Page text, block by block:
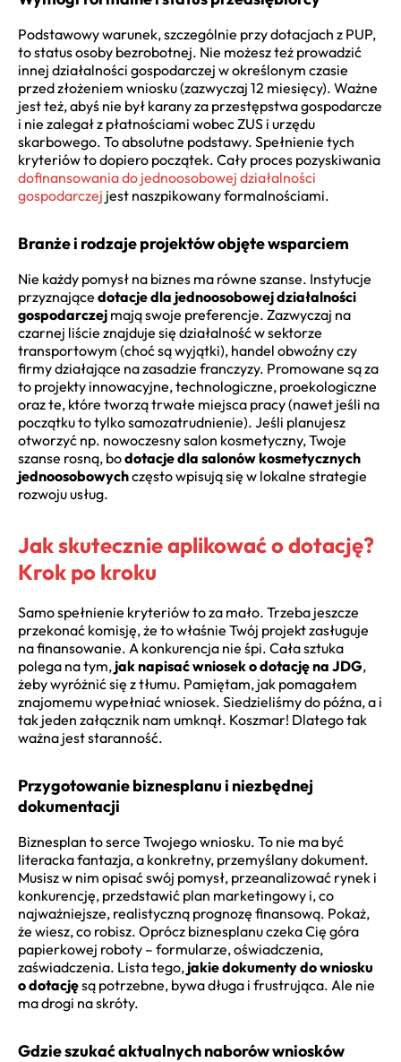
Podstawowy warunek, szczególnie przy dotacjach z PUP,
to status osoby bezrobotnej. Nie możesz też prowadzić
innej działalności gospodarczej w określonym czasie
przed złożeniem wniosku (zazwyczaj 12 miesięcy). Ważne
jest też, abyś nie był karany za przestępstwa gospodarcze
i nie zalegał z płatnościami wobec ZUS i urzędu
skarbowego. To absolutne podstawy. Spełnienie tych
kryteriów to dopiero początek. Cały proces pozyskiwania
dofinansowania do jednoosobowej działalności
gospodarczej jest naszpikowany formalnościami.
Branże i rodzaje projektów objęte wsparciem
Nie każdy pomysł na biznes ma równe szanse. Instytucje
przyznające dotacje dla jednoosobowej działalności
gospodarczej mają swoje preferencje. Zazwyczaj na
czarnej liście znajduje się działalność w sektorze
transportowym (choć są wyjątki), handel obwoźny czy
firmy działające na zasadzie franczyzy. Promowane są za
to projekty innowacyjne, technologiczne, proekologiczne
oraz te, które tworzą trwałe miejsca pracy (nawet jeśli na
początku to tylko samozatrudnienie). Jeśli planujesz
otworzyć np. nowoczesny salon kosmetyczny, Twoje
szanse rosną, bodotacje dla salonów kosmetycznych
jednoosobowychczęsto wpisują się w lokalne strategie
rozwoju usług.
Jak skutecznie aplikować o dotację?
Krok po kroku
Samo spełnienie kryteriów to za mało. Trzeba jeszcze
przekonać komisję, że to właśnie Twój projekt zasługuje
na finansowanie. A konkurencja nie śpi. Cała sztuka
polega na tym, jak napisać wniosek o dotację na JDG,
żeby wyróżnić się z tłumu. Pamiętam, jak pomagałem
znajomemu wypełniać wniosek. Siedzieliśmy do późna, a i
tak jeden załącznik nam umknął. Koszmar! Dlatego tak
ważna jest staranność.
Przygotowanie biznesplanu i niezbędnej
dokumentacji
Biznesplan to serce Twojego wniosku. To nie ma być
literacka fantazja, a konkretny, przemyślany dokument.
Musisz w nim opisać swój pomysł, przeanalizować rynek i
konkurencję, przedstawić plan marketingowy i, co
najważniejsze, realistyczną prognozę finansową. Pokaż,
że wiesz, co robisz. Oprócz biznesplanu czeka Cię góra
papierkowej roboty – formularze, oświadczenia,
zaświadczenia. Lista tego, jakie dokumenty do wniosku
o dotacjęsą potrzebne, bywa długa i frustrująca. Ale nie
ma drogi na skróty.
Gdzie szukać aktualnych naborów wniosków